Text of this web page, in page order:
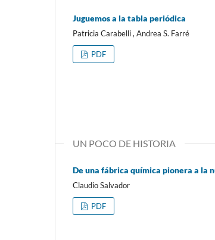
Juguemos a la tabla periódica
Patricia Carabelli , Andrea S. Farré
PDF
UN POCO DE HISTORIA
De una fábrica química pionera a la
Claudio Salvador
PDF